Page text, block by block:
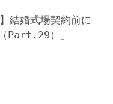
結婚式場契約前に
Part.29）」